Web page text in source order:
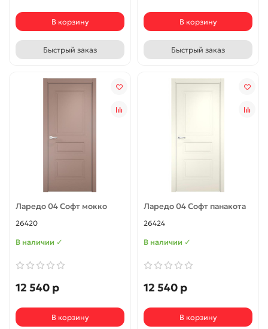
В корзину
Быстрый заказ
В корзину
Быстрый заказ
Ларедо 04 Софт мокко
26420
В наличии ✓
12 540 р
В корзину
Ларедо 04 Софт панакота
26424
В наличии ✓
12 540 р
В корзину